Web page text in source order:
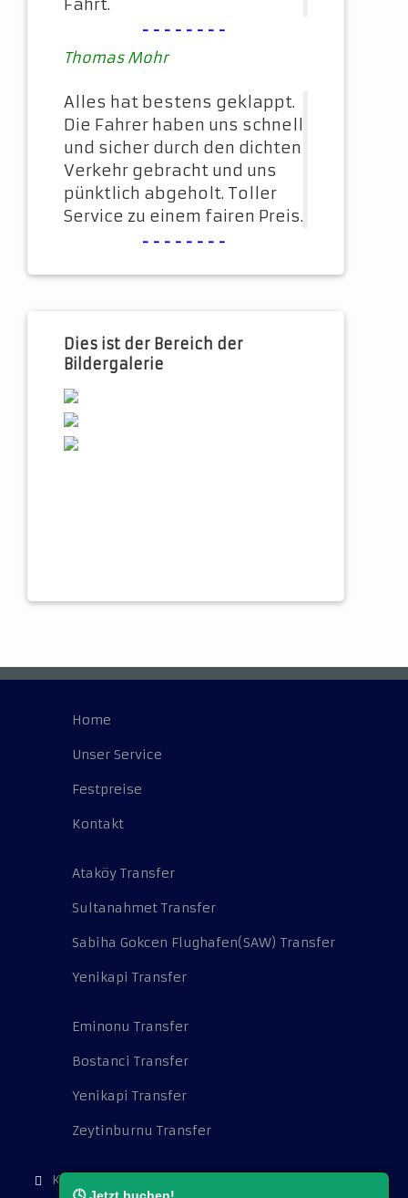
Fahrt.
--------
Thomas Mohr
Alles hat bestens geklappt.
Die Fahrer haben uns schnell
und sicher durch den dichten
Verkehr gebracht und uns
pünktlich abgeholt. Toller
Service zu einem fairen Preis.
--------
Dies ist der Bereich der
Bildergalerie
Home
Unser Service
Festpreise
Kontakt
Ataköy Transfer
Sultanahmet Transfer
Sabiha Gokcen Flughafen(SAW) Transfer
Yenikapi Transfer
Eminonu Transfer
Bostanci Transfer
Yenikapi Transfer
Zeytinburnu Transfer
Kocatepe Mah. Cambazoğlu Sok. No:16.